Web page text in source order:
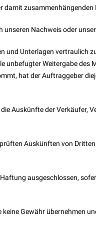
zusammenhängenden
unseren Nachweis oder
und Unterlagen vertraulich
unbefugter Weitergabe des
hat der Auftraggeber
Auskünfte der Verkäufer,
Auskünften von
ausgeschlossen,
Gewähr übernehmen